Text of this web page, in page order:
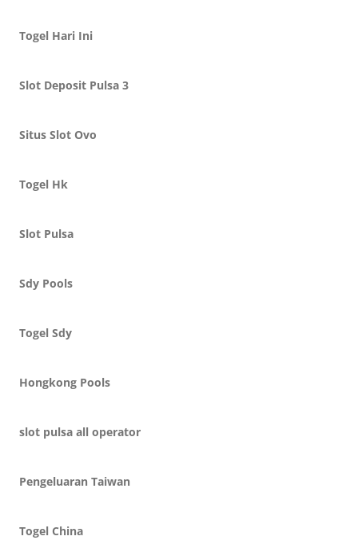
Togel Hari Ini
Slot Deposit Pulsa 3
Situs Slot Ovo
Togel Hk
Slot Pulsa
Sdy Pools
Togel Sdy
Hongkong Pools
slot pulsa all operator
Pengeluaran Taiwan
Togel China